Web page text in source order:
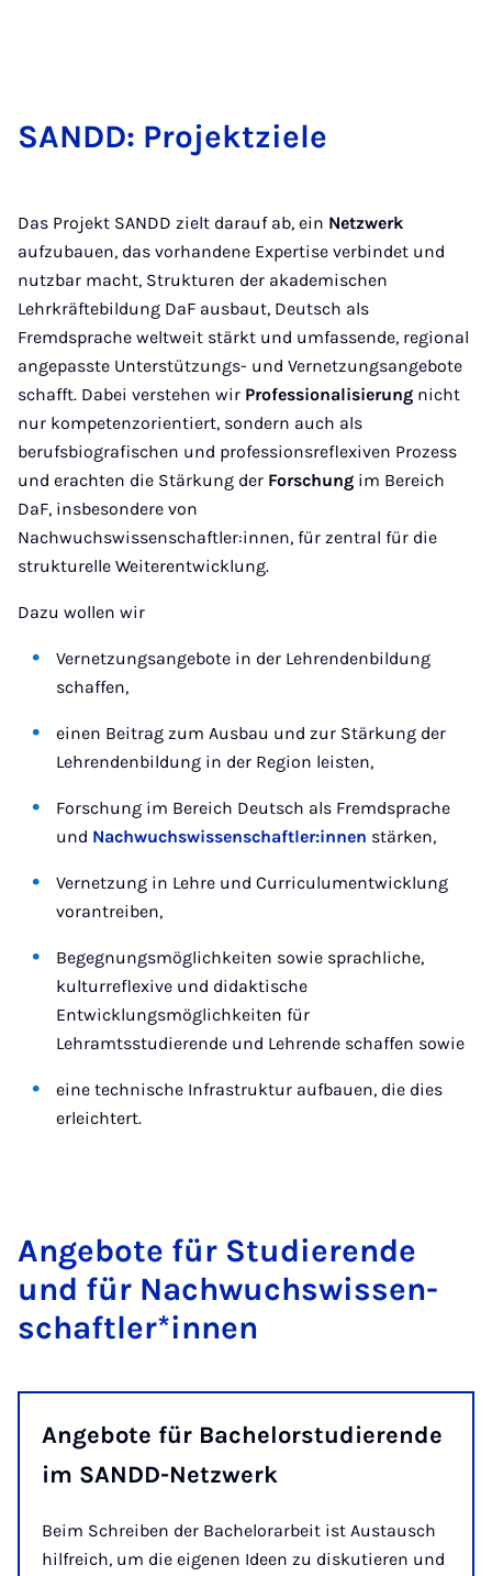
SANDD: Pro­jekt­zie­le
Das Projekt SANDD zielt darauf ab, ein Netzwerk
aufzubauen, das vorhandene Expertise verbindet und
nutzbar macht, Strukturen der akademischen
Lehrkräftebildung DaF ausbaut, Deutsch als
Fremdsprache weltweit stärkt und umfassende, regional
angepasste Unterstützungs- und Vernetzungsangebote
schafft. Dabei verstehen wir Professionalisierung nicht
nur kompetenzorientiert, sondern auch als
berufsbiografischen und professionsreflexiven Prozess
und erachten die Stärkung der Forschung im Bereich
DaF, insbesondere von
Nachwuchswissenschaftler:innen, für zentral für die
strukturelle Weiterentwicklung.
Dazu wollen wir
Vernetzungsangebote in der Lehrendenbildung
schaffen,
einen Beitrag zum Ausbau und zur Stärkung der
Lehrendenbildung in der Region leisten,
Forschung im Bereich Deutsch als Fremdsprache
und Nachwuchswissenschaftler:innen stärken,
Vernetzung in Lehre und Curriculumentwicklung
vorantreiben,
Begegnungsmöglichkeiten sowie sprachliche,
kulturreflexive und didaktische
Entwicklungsmöglichkeiten für
Lehramtsstudierende und Lehrende schaffen sowie
eine technische Infrastruktur aufbauen, die dies
erleichtert.
An­ge­bo­te für Stu­die­ren­de
und für Nach­wuchs­wis­sen­
schaft­le­r*in­nen
An­ge­bo­te für Ba­che­lor­stu­die­ren­de
im SANDD-Netz­werk
Beim Schreiben der Bachelorarbeit ist Austausch
hilfreich, um die eigenen Ideen zu diskutieren und